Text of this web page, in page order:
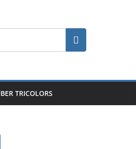
TRICOLORS